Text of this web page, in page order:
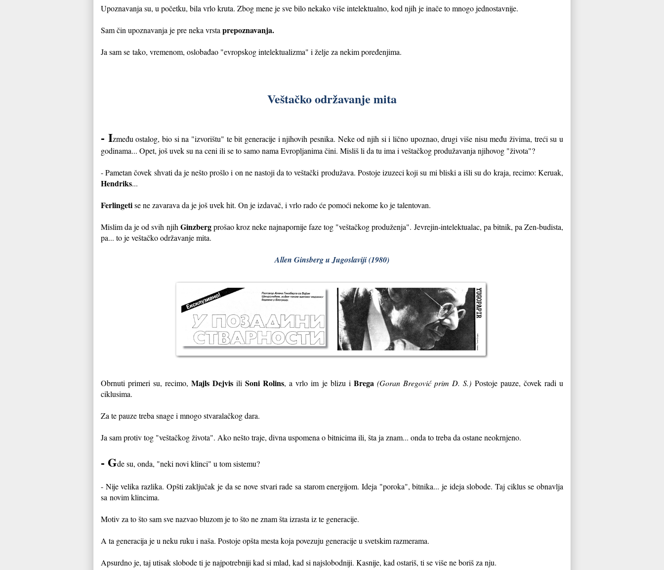
Upoznavanja su, u početku, bila vrlo kruta. Zbog mene je sve bilo nekako više intelektualno, kod njih je inače to mnogo jednostavnije.
Sam čin upoznavanja je pre neka vrsta prepoznavanja.
Ja sam se tako, vremenom, oslobađao "evropskog intelektualizma" i želje za nekim poređenjima.
Veštačko održavanje mita
- Između ostalog, bio si na "izvorištu" te bit generacije i njihovih pesnika. Neke od njih si i lično upoznao, drugi više nisu među živima, treći su u
godinama... Opet, još uvek su na ceni ili se to samo nama Evropljanima čini. Misliš li da tu ima i veštačkog produžavanja njihovog "života"?
- Pametan čovek shvati da je nešto prošlo i on ne nastoji da to veštački produžava. Postoje izuzeci koji su mi bliski a išli su do kraja, recimo: Keruak,
Hendriks...
Ferlingetise ne zavarava da je još uvek hit. On je izdavač, i vrlo rado će pomoći nekome ko je talentovan.
Mislim da je od svih njih Ginzbergprošao kroz neke najnapornije faze tog "veštačkog produženja". Jevrejin-intelektualac, pa bitnik, pa Zen-budista,
pa... to je veštačko održavanje mita.
Allen Ginsberg u Jugoslaviji (1980)
Obrnuti primeri su, recimo,Majls Dejvis iliSoni Rolins, a vrlo im je blizu i Brega (Goran Bregović prim D. S.)Postoje pauze, čovek radi u
ciklusima.
Za te pauze treba snage i mnogo stvaralačkog dara.
Ja sam protiv tog "veštačkog života". Ako nešto traje, divna uspomena o bitnicima ili, šta ja znam... onda to treba da ostane neokrnjeno.
- Gde su, onda, "neki novi klinci" u tom sistemu?
- Nije velika razlika. Opšti zaključak je da se nove stvari rade sa starom energijom. Ideja "poroka", bitnika... je ideja slobode. Taj ciklus se obnavlja
sa novim klincima.
Motiv za to što sam sve nazvao bluzom je to što ne znam šta izrasta iz te generacije.
A ta generacija je u neku ruku i naša. Postoje opšta mesta koja povezuju generacije u svetskim razmerama.
Apsurdno je, taj utisak slobode ti je najpotrebniji kad si mlad, kad si najslobodniji. Kasnije, kad ostariš, ti se više ne boriš za nju.